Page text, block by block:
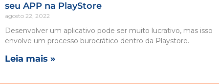
seu APP na PlayStore
agosto 22, 2022
Desenvolver um aplicativo pode ser muito lucrativo, mas isso
envolve um processo burocrático dentro da Playstore.
Leia mais »